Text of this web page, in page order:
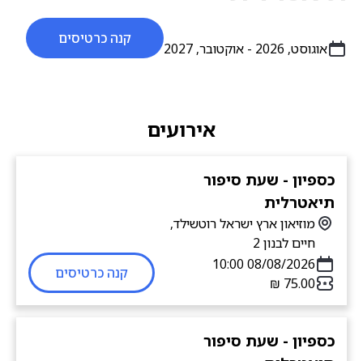
אוגוסט, 2026 - אוקטובר, 2027
קנה כרטיסים
אירועים
כספיון - שעת סיפור
תיאטרלית
מוזיאון ארץ ישראל רוטשילד,
חיים לבנון 2
08/08/2026 10:00
קנה כרטיסים
כספיון - שעת סיפור